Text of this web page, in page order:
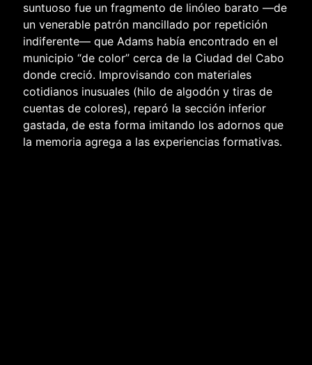
suntuoso fue un fragmento de linóleo barato —de
un venerable patrón mancillado por repetición
indiferente— que Adams había encontrado en el
municipio “de color” cerca de la Ciudad del Cabo
donde creció. Improvisando con materiales
cotidianos inusuales (hilo de algodón y tiras de
cuentas de colores), reparó la sección inferior
gastada, de esta forma imitando los adornos que
la memoria agrega a las experiencias formativas.